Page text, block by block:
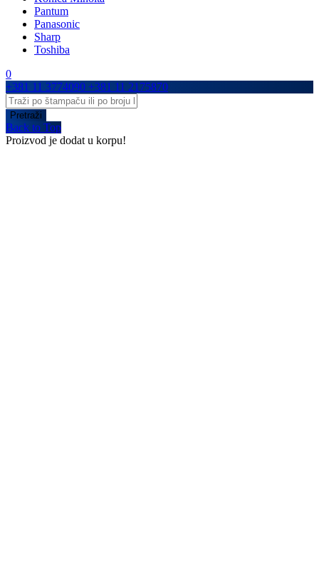
Pantum
Panasonic
Sharp
Toshiba
0
+381 11 3774090 +381 11 2175870
Back to Top
Proizvod je dodat u korpu!